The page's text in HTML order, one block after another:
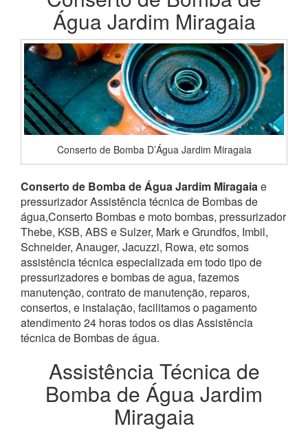
Água Jardim Miragaia
Conserto de Bomba D’Água Jardim Miragaia
Conserto de Bomba de Água Jardim Miragaiae
pressurizador Assistência técnica de Bombas de
água,Conserto Bombas e moto bombas, pressurizador
Thebe, KSB, ABS e Sulzer, Mark e Grundfos, Imbil,
Schneider, Anauger, Jacuzzi, Rowa, etc somos
assistência técnica especializada em todo tipo de
pressurizadores e bombas de agua, fazemos
manutenção, contrato de manutenção, reparos,
consertos, e instalação, facilitamos o pagamento
atendimento 24 horas todos os dias Assistência
técnica de Bombas de água.
Assistência Técnica de
Bomba de Água Jardim
Miragaia